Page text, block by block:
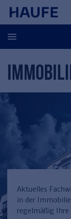
Springe
Zum
Zur
Zur Suche
Zurück
Personal
Finden Sie Ihr
Arbeitsrecht
Führung
Steuern &
Finden Sie Ihr
Rechnungswesen
Recht & Compliance
Finden Sie Ihr
Immobilien
Zurück
Öffentlicher Dienst
Zurück
Aktuelles
in der
regelmäßig